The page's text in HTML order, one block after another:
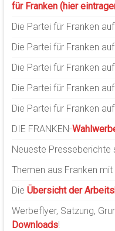
für Franken (hier
Die Partei für Franken auf
Die Partei für Franken auf
Die Partei für Franken auf
Die Partei für Franken auf
Die Partei für Franken auf
DIE FRANKEN-
Neueste Presseberichte
Themen aus Franken mit
Die Übersicht der
Werbeflyer, Satzung,
Downloads!